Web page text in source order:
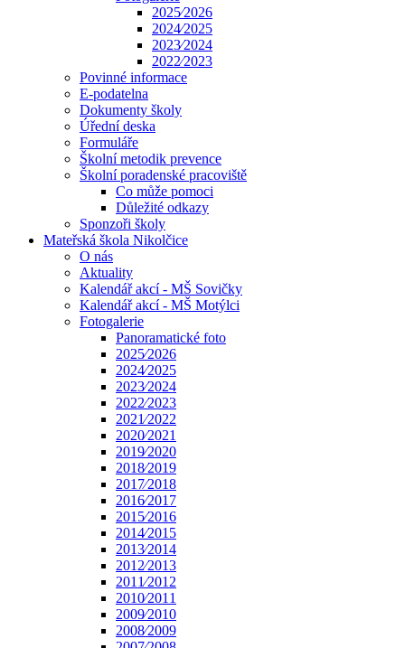
2025⁄2026
2024⁄2025
2023⁄2024
2022⁄2023
Povinné informace
E-podatelna
Dokumenty školy
Úřední deska
Formuláře
Školní metodik prevence
Školní poradenské pracoviště
Co může pomoci
Důležité odkazy
Sponzoři školy
Mateřská škola Nikolčice
O nás
Aktuality
Kalendář akcí - MŠ Sovičky
Kalendář akcí - MŠ Motýlci
Fotogalerie
Panoramatické foto
2025⁄2026
2024⁄2025
2023⁄2024
2022⁄2023
2021⁄2022
2020⁄2021
2019⁄2020
2018⁄2019
2017⁄2018
2016⁄2017
2015⁄2016
2014⁄2015
2013⁄2014
2012⁄2013
2011⁄2012
2010⁄2011
2009⁄2010
2008⁄2009